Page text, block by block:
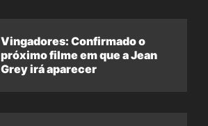
Vingadores: Confirmado o
próximo filme em que a Jean
Grey irá aparecer